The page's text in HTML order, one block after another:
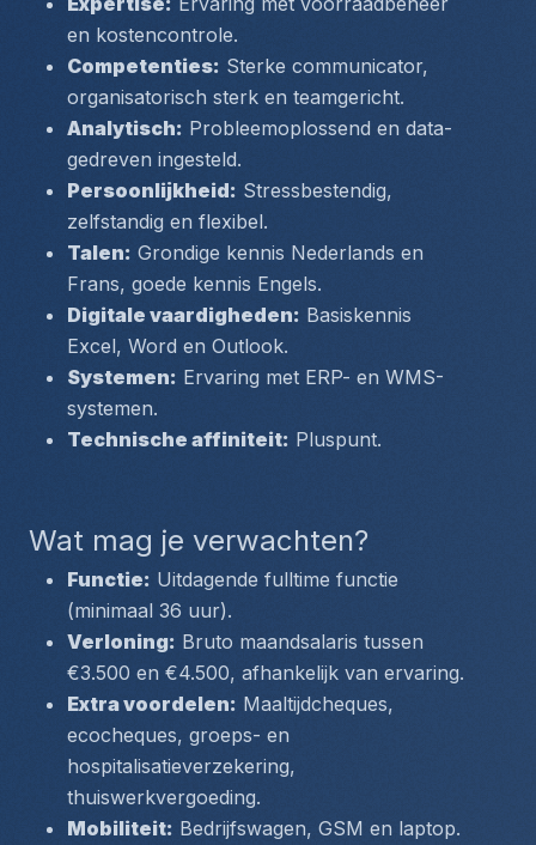
en kostencontrole.
Competenties: Sterke communicator,
organisatorisch sterk en teamgericht.
Analytisch: Probleemoplossend en data-
gedreven ingesteld.
Persoonlijkheid: Stressbestendig,
zelfstandig en flexibel.
Talen: Grondige kennis Nederlands en
Frans, goede kennis Engels.
Digitale vaardigheden: Basiskennis
Excel, Word en Outlook.
Systemen: Ervaring met ERP- en WMS-
systemen.
Technische affiniteit: Pluspunt.
Wat mag je verwachten?
Functie: Uitdagende fulltime functie
(minimaal 36 uur).
Verloning: Bruto maandsalaris tussen
€3.500 en €4.500, afhankelijk van ervaring.
Extra voordelen: Maaltijdcheques,
ecocheques, groeps- en
hospitalisatieverzekering,
thuiswerkvergoeding.
Mobiliteit: Bedrijfswagen, GSM en laptop.